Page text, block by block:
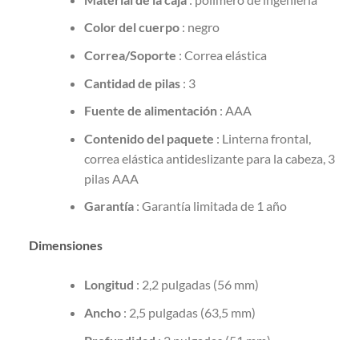
Color del cuerpo: negro
Correa/Soporte : Correa elástica
Cantidad de pilas: 3
Fuente de alimentación: AAA
Contenido del paquete : Linterna frontal,
correa elástica antideslizante para la cabeza, 3
pilas AAA
Garantía: Garantía limitada de 1 año
Dimensiones
Longitud : 2,2 pulgadas (56 mm)
Ancho: 2,5 pulgadas (63,5 mm)